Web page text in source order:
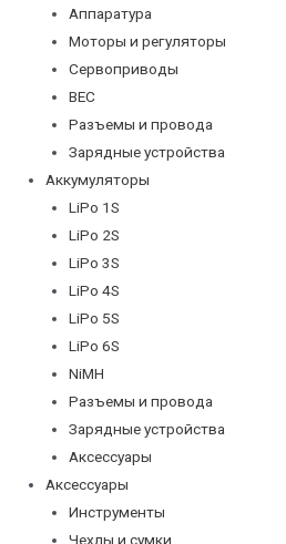
Аппаратура
Моторы и регуляторы
Сервоприводы
BEC
Разъемы и провода
Зарядные устройства
Аккумуляторы
LiPo 1S
LiPo 2S
LiPo 3S
LiPo 4S
LiPo 5S
LiPo 6S
NiMH
Разъемы и провода
Зарядные устройства
Аксессуары
Аксессуары
Инструменты
Чехлы и сумки